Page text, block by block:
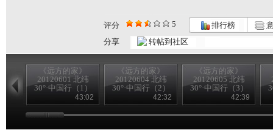
评分 5 排行榜
分享
转帖到社区
《远方的家》
20120601 北纬
30°·中国行（1）
43:02
《远方的家》
20120604 北纬
30°·中国行（2）
42:32
《远方的家》
20120605 北纬
30°·中国行（3）
42:39